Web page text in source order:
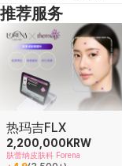
推荐服务
热玛吉FLX
2,200,000 KRW
肤蕾纳皮肤科 Forena